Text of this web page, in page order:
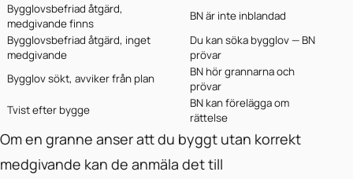
Bygglovsbefriad åtgärd,
medgivande finns
BN är inte inblandad
Bygglovsbefriad åtgärd, inget
medgivande
Du kan söka bygglov — BN
prövar
Bygglov sökt, avviker från plan
BN hör grannarna och
prövar
Tvist efter bygge
BN kan förelägga om
rättelse
Om en granne anser att du byggt utan korrekt
medgivande kan de anmäla det till